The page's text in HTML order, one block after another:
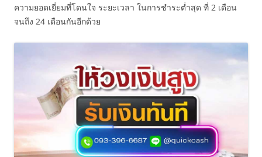
ความยอดเยี่ยมที่โดนใจ ระยะเวลา ในการชำระต่ำสุด ที่ 2 เดือน
จนถึง 24 เดือนกันอีกด้วย